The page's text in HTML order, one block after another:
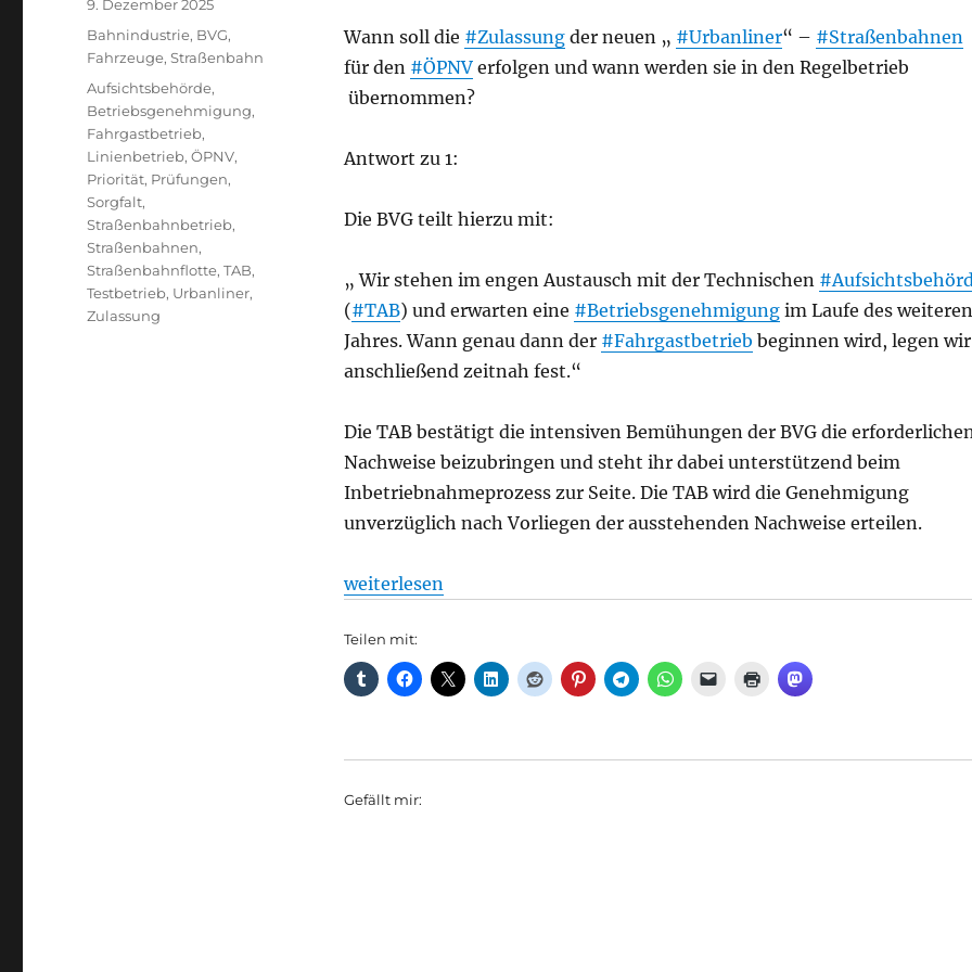
Wann soll die #Zulassungder neuen „ #Urbanliner“ – #Straßenbahnen
für den #ÖPNVerfolgen und wann werden sie in den Regelbetrieb
übernommen?
Antwort zu 1:
Die BVG teilt hierzu mit:
„ Wir stehen im engen Austausch mit der Technischen
(#TAB) und erwarten eine #Betriebsgenehmigungim Laufe des weiteren
Jahres. Wann genau dann der #Fahrgastbetrieb beginnen wird, legen wir
anschließend zeitnah fest.“
Die TAB bestätigt die intensiven Bemühungen der BVG die
Nachweise beizubringen und steht ihr dabei unterstützend beim
Inbetriebnahmeprozess zur Seite. Die TAB wird die Genehmigung
unverzüglich nach Vorliegen der ausstehenden Nachweise erteilen.
„„Urbanliner“-Straßenbahnen in Betrieb nehmen, aus Senat“
weiterlesen
Teilen mit:
Gefällt mir:
am
9. Dezember 2025
Kategorien
Bahnindustrie, BVG,
Fahrzeuge,Straßenbahn
Schlagwörter
Aufsichtsbehörde,
Betriebsgenehmigung,
Fahrgastbetrieb,
Linienbetrieb,ÖPNV,
Priorität, Prüfungen,
Sorgfalt,
Straßenbahnbetrieb,
Straßenbahnen,
Straßenbahnflotte,TAB,
Testbetrieb, Urbanliner,
Zulassung